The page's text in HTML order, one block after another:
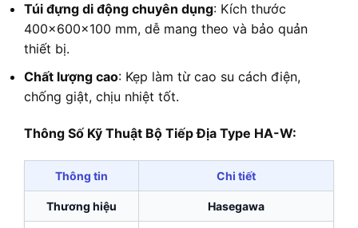
Túi đựng di động chuyên dụng: Kích thước
400x600x100 mm, dễ mang theo và bảo quản
thiết bị.
Chất lượng cao: Kẹp làm từ cao su cách điện,
chống giật, chịu nhiệt tốt.
Thông Số Kỹ Thuật Bộ Tiếp Địa Type HA-W:
Thông tin Chi tiết
Thương hiệu Hasegawa